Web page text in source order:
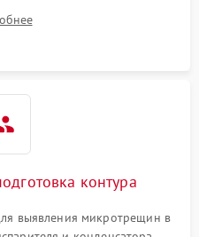
1000 ₽
1800 ₽
проверка термостата и
электронного дисплея.
контура
выявления микротрещин в